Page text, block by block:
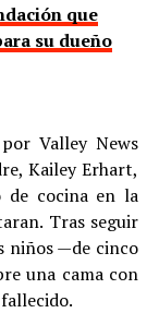
que
su dueño
Valley News
Kailey Erhart,
de cocina en la
Tras seguir
niños —de cinco
una cama con